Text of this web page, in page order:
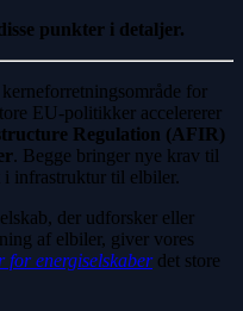
punkter i detaljer.
for
EU-politikker accelererer
Regulation (AFIR)
. Begge bringer nye krav til
infrastruktur til elbiler.
der udforsker eller
af elbiler, giver vores
energiselskaberdet store